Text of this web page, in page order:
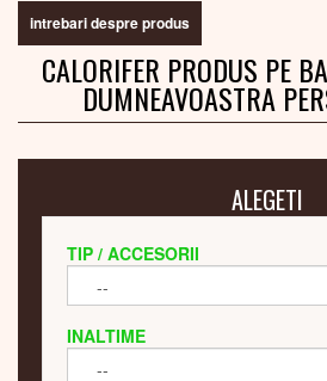
intrebari despre produs
CALORIFER PRODUS PE
DUMNEAVOASTRA
ALEGETI
TIP / ACCESORII
INALTIME